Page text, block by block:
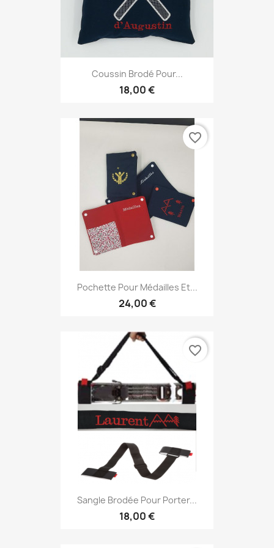
Coussin Brodé Pour...
18,00 €
Pochette Pour Médailles Et...
24,00 €
favorite_border
Sangle Brodée Pour Porter...
18,00 €
favorite_border